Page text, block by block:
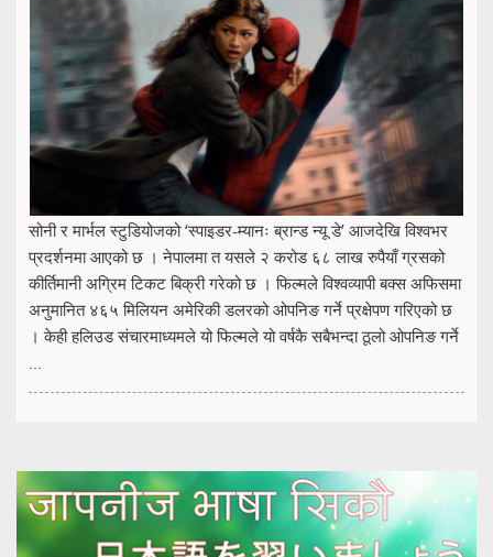
सोनी र मार्भल स्टुडियोजको ‘स्पाइडर-म्यानः ब्रान्ड न्यू डे’ आजदेखि विश्वभर
प्रदर्शनमा आएको छ । नेपालमा त यसले २ करोड ६८ लाख रुपैयाँ ग्रसको
कीर्तिमानी अग्रिम टिकट बिक्री गरेको छ । फिल्मले विश्वव्यापी बक्स अफिसमा
अनुमानित ४६५ मिलियन अमेरिकी डलरको ओपनिङ गर्ने प्रक्षेपण गरिएको छ
। केही हलिउड संचारमाध्यमले यो फिल्मले यो वर्षकै सबैभन्दा ठूलो ओपनिङ गर्ने
...